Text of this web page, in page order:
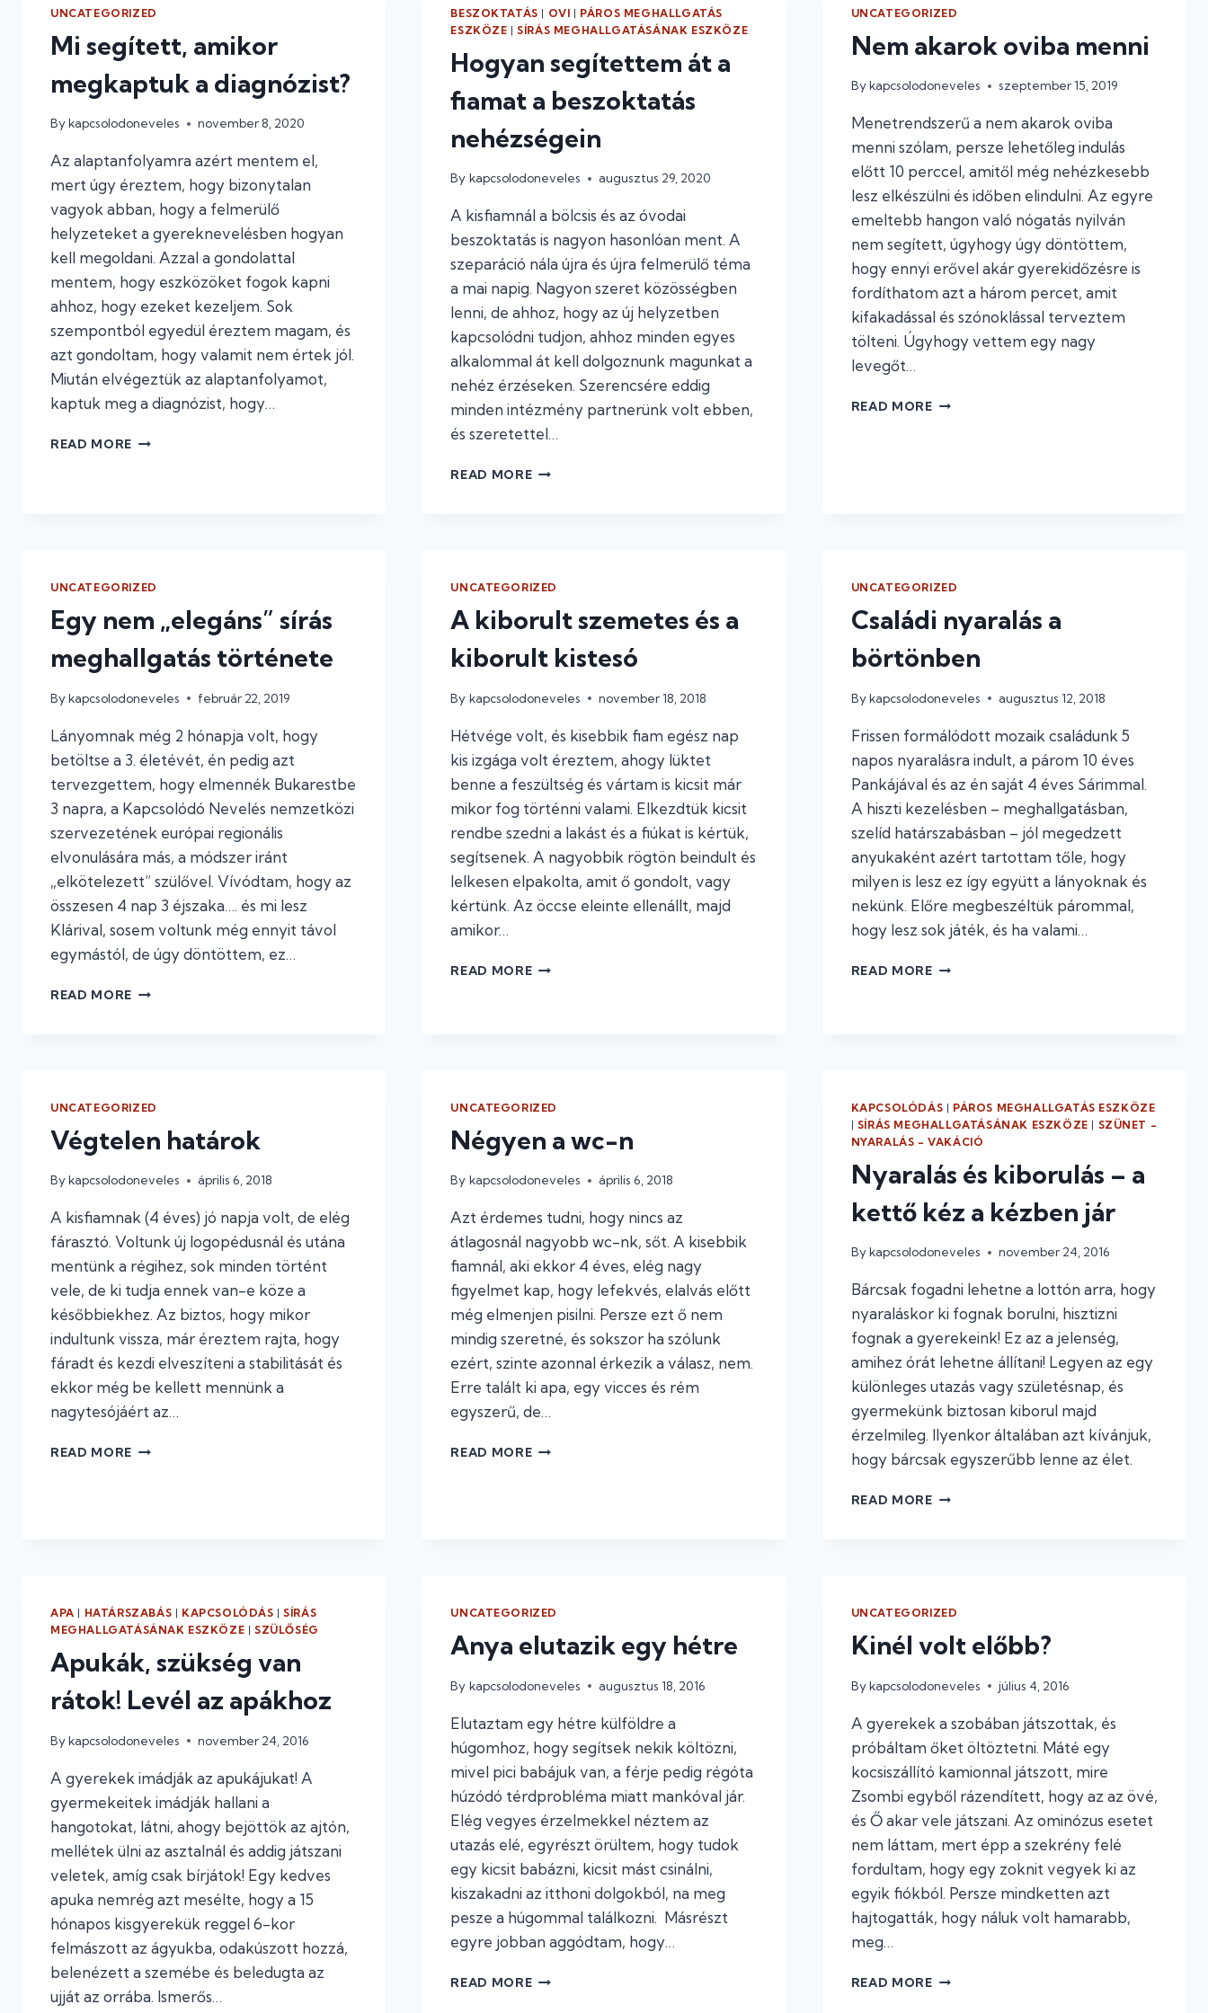
UNCATEGORIZED
Mi segített, amikor
megkaptuk a diagnózist?
Bykapcsolodoneveles november 8, 2020
Az alaptanfolyamra azért mentem el,
mert úgy éreztem, hogy bizonytalan
vagyok abban, hogy a felmerülő
helyzeteket a gyereknevelésben hogyan
kell megoldani. Azzal a gondolattal
mentem, hogy eszközöket fogok kapni
ahhoz, hogy ezeket kezeljem. Sok
szempontból egyedül éreztem magam, és
azt gondoltam, hogy valamit nem értek jól.
Miután elvégeztük az alaptanfolyamot,
kaptuk meg a diagnózist, hogy…
READ MORE MI
BESZOKTATÁS | OVI | PÁROS MEGHALLGATÁS
ESZKÖZE |SÍRÁS MEGHALLGATÁSÁNAK ESZKÖZE
Hogyan segítettem át a
fiamat a beszoktatás
nehézségein
By kapcsolodoneveles augusztus 29, 2020
A kisfiamnál a bölcsis és az óvodai
beszoktatás is nagyon hasonlóan ment. A
szeparáció nála újra és újra felmerülő téma
a mai napig. Nagyon szeret közösségben
lenni, de ahhoz, hogy az új helyzetben
kapcsolódni tudjon, ahhoz minden egyes
alkalommal át kell dolgoznunk magunkat a
nehéz érzéseken. Szerencsére eddig
minden intézmény partnerünk volt ebben,
és szeretettel…
READ MOREHOGYAN
BESZOKTATÁS
UNCATEGORIZED
Nem akarok oviba menni
By kapcsolodoneveles szeptember 15, 2019
Menetrendszerű a nem akarok oviba
menni szólam, persze lehetőleg indulás
előtt 10 perccel, amitől még nehézkesebb
lesz elkészülni és időben elindulni. Az egyre
emeltebb hangon való nógatás nyilván
nem segített, úgyhogy úgy döntöttem,
hogy ennyi erővel akár gyerekidőzésre is
fordíthatom azt a három percet, amit
kifakadással és szónoklással terveztem
tölteni. Úgyhogy vettem egy nagy
levegőt…
READ MORENEM
UNCATEGORIZED
Egy nem „elegáns” sírás
meghallgatás története
Bykapcsolodoneveles február 22, 2019
Lányomnak még 2 hónapja volt, hogy
betöltse a 3. életévét, én pedig azt
tervezgettem, hogy elmennék Bukarestbe
3 napra, a Kapcsolódó Nevelés nemzetközi
szervezetének európai regionális
elvonulására más, a módszer iránt
„elkötelezett” szülővel. Vívódtam, hogy az
összesen 4 nap 3 éjszaka…. és mi lesz
Klárival, sosem voltunk még ennyit távol
egymástól, de úgy döntöttem, ez…
READ MORE EGY
UNCATEGORIZED
A kiborult szemetes és a
kiborult kistesó
By kapcsolodoneveles november 18, 2018
Hétvége volt, és kisebbik fiam egész nap
kis izgága volt éreztem, ahogy lüktet
benne a feszültség és vártam is kicsit már
mikor fog történni valami. Elkezdtük kicsit
rendbe szedni a lakást és a fiúkat is kértük,
segítsenek. A nagyobbik rögtön beindult és
lelkesen elpakolta, amit ő gondolt, vagy
kértünk. Az öccse eleinte ellenállt, majd
amikor…
READ MOREA
UNCATEGORIZED
Családi nyaralás a
börtönben
By kapcsolodoneveles augusztus 12, 2018
Frissen formálódott mozaik családunk 5
napos nyaralásra indult, a párom 10 éves
Pankájával és az én saját 4 éves Sárimmal.
A hiszti kezelésben – meghallgatásban,
szelíd határszabásban – jól megedzett
anyukaként azért tartottam tőle, hogy
milyen is lesz ez így együtt a lányoknak és
nekünk. Előre megbeszéltük párommal,
hogy lesz sok játék, és ha valami…
READ MORECSALÁDI
UNCATEGORIZED
Végtelen határok
Bykapcsolodoneveles április 6, 2018
A kisfiamnak (4 éves) jó napja volt, de elég
fárasztó. Voltunk új logopédusnál és utána
mentünk a régihez, sok minden történt
vele, de ki tudja ennek van-e köze a
későbbiekhez. Az biztos, hogy mikor
indultunk vissza, már éreztem rajta, hogy
fáradt és kezdi elveszíteni a stabilitását és
ekkor még be kellett mennünk a
nagytesójáért az…
READ MORE VÉGTELEN
UNCATEGORIZED
Négyen a wc-n
By kapcsolodoneveles április 6, 2018
Azt érdemes tudni, hogy nincs az
átlagosnál nagyobb wc-nk, sőt. A kisebbik
fiamnál, aki ekkor 4 éves, elég nagy
figyelmet kap, hogy lefekvés, elalvás előtt
még elmenjen pisilni. Persze ezt ő nem
mindig szeretné, és sokszor ha szólunk
ezért, szinte azonnal érkezik a válasz, nem.
Erre talált ki apa, egy vicces és rém
egyszerű, de…
READ MORENÉGYEN
KAPCSOLÓDÁS | PÁROS MEGHALLGATÁS ESZKÖZE
| SÍRÁS MEGHALLGATÁSÁNAK ESZKÖZE | SZÜNET -
NYARALÁS - VAKÁCIÓ
Nyaralás és kiborulás – a
kettő kéz a kézben jár
By kapcsolodoneveles november 24, 2016
Bárcsak fogadni lehetne a lottón arra, hogy
nyaraláskor ki fognak borulni, hisztizni
fognak a gyerekeink! Ez az a jelenség,
amihez órát lehetne állítani! Legyen az egy
különleges utazás vagy születésnap, és
gyermekünk biztosan kiborul majd
érzelmileg. Ilyenkor általában azt kívánjuk,
hogy bárcsak egyszerűbb lenne az élet.
READ MORENYARALÁS
KÉZ
KÉZBEN
APA | HATÁRSZABÁS | KAPCSOLÓDÁS |SÍRÁS
MEGHALLGATÁSÁNAK ESZKÖZE |SZÜLŐSÉG
Apukák, szükség van
rátok! Levél az apákhoz
Bykapcsolodoneveles november 24, 2016
A gyerekek imádják az apukájukat! A
gyermekeitek imádják hallani a
hangotokat, látni, ahogy bejöttök az ajtón,
mellétek ülni az asztalnál és addig játszani
veletek, amíg csak bírjátok! Egy kedves
apuka nemrég azt mesélte, hogy a 15
hónapos kisgyerekük reggel 6-kor
felmászott az ágyukba, odakúszott hozzá,
belenézett a szemébe és beledugta az
ujját az orrába. Ismerős…
UNCATEGORIZED
Anya elutazik egy hétre
By kapcsolodoneveles augusztus 18, 2016
Elutaztam egy hétre külföldre a
húgomhoz, hogy segítsek nekik költözni,
mivel pici babájuk van, a férje pedig régóta
húzódó térdprobléma miatt mankóval jár.
Elég vegyes érzelmekkel néztem az
utazás elé, egyrészt örültem, hogy tudok
egy kicsit babázni, kicsit mást csinálni,
kiszakadni az itthoni dolgokból, na meg
pesze a húgommal találkozni. Másrészt
egyre jobban aggódtam, hogy…
READ MOREANYA
UNCATEGORIZED
Kinél volt előbb?
By kapcsolodoneveles július 4, 2016
A gyerekek a szobában játszottak, és
próbáltam őket öltöztetni. Máté egy
kocsiszállító kamionnal játszott, mire
Zsombi egyből rázendített, hogy az az övé,
és Ő akar vele játszani. Az ominózus esetet
nem láttam, mert épp a szekrény felé
fordultam, hogy egy zoknit vegyek ki az
egyik fiókból. Persze mindketten azt
hajtogatták, hogy náluk volt hamarabb,
meg…
READ MOREKINÉL